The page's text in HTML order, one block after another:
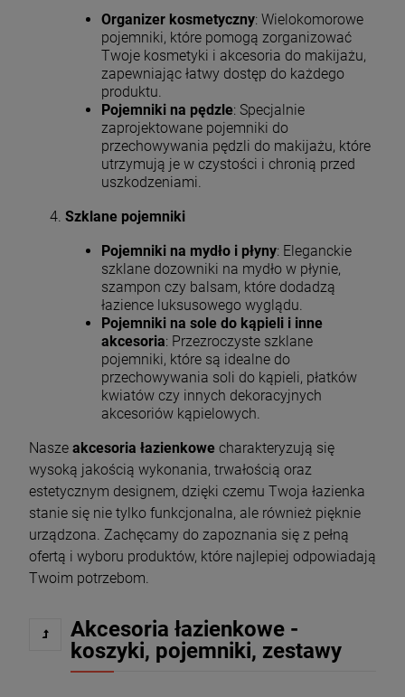
Organizer kosmetyczny: Wielokomorowe
pojemniki, które pomogą zorganizować
Twoje kosmetyki i akcesoria do makijażu,
zapewniając łatwy dostęp do każdego
produktu.
Pojemniki na pędzle: Specjalnie
zaprojektowane pojemniki do
przechowywania pędzli do makijażu, które
utrzymują je w czystości i chronią przed
uszkodzeniami.
Szklane pojemniki
Pojemniki na mydło i płyny: Eleganckie
szklane dozowniki na mydło w płynie,
szampon czy balsam, które dodadzą
łazience luksusowego wyglądu.
Pojemniki na sole do kąpieli i inne
akcesoria: Przezroczyste szklane
pojemniki, które są idealne do
przechowywania soli do kąpieli, płatków
kwiatów czy innych dekoracyjnych
akcesoriów kąpielowych.
Nasze akcesoria łazienkowe charakteryzują się
wysoką jakością wykonania, trwałością oraz
estetycznym designem, dzięki czemu Twoja łazienka
stanie się nie tylko funkcjonalna, ale również pięknie
urządzona. Zachęcamy do zapoznania się z pełną
ofertą i wyboru produktów, które najlepiej odpowiadają
Twoim potrzebom.
Akcesoria łazienkowe -
koszyki, pojemniki, zestawy